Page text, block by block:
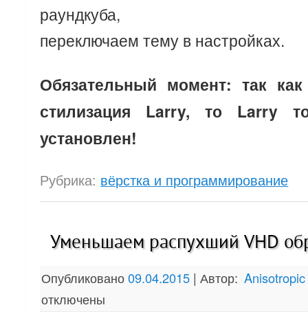
раундкуба,
переключаем тему в настройках.
Обязательный момент: так
стилизация Larry, то Larry
установлен!
Рубрика: вёрстка и программирование
Уменьшаем распухший VHD
Опубликовано 09.04.2015 |Автор: Anisotropic
отключены